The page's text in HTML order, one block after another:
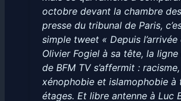
octobre devant la chambre
presse du tribunal de Paris,
simple tweet « Depuis
Olivier Fogiel à sa tête, la
de BFM TV s’affermit : racisme,
xénophobie et islamophobie à
étages. Et libre antenne à Luc